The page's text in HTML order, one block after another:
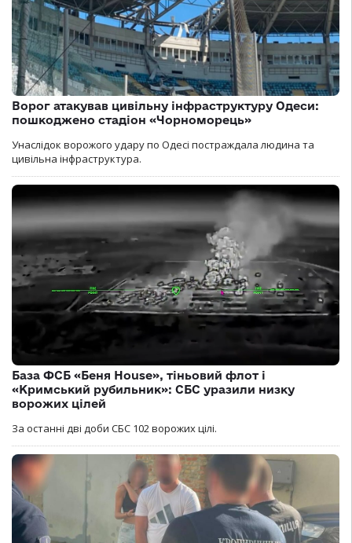
Ворог атакував цивільну інфраструктуру Одеси:
пошкоджено стадіон «Чорноморець»
Унаслідок ворожого удару по Одесі постраждала людина та
цивільна інфраструктура.
База ФСБ «Беня House», тіньовий флот і
«Кримський рубильник»: СБС уразили низку
ворожих цілей
За останні дві доби СБС 102 ворожих цілі.